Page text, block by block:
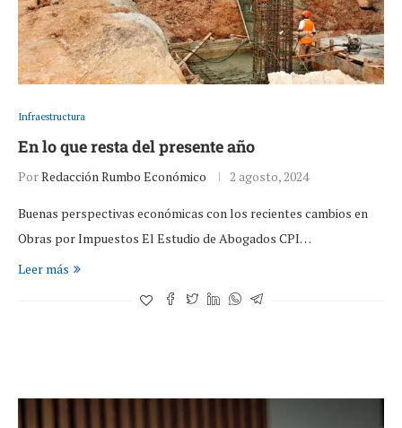
Infraestructura
En lo que resta del presente año
PorRedacción Rumbo Económico 2 agosto, 2024
Buenas perspectivas económicas con los recientes cambios en
Obras por Impuestos El Estudio de Abogados CPI…
Leer más